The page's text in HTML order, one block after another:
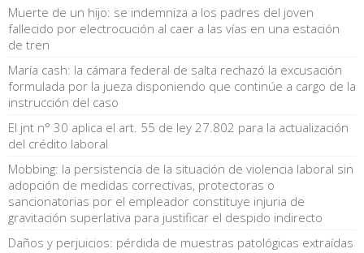
Muerte de un hijo: se indemniza a los padres del joven
fallecido por electrocución al caer a las vías en una estación
de tren
María cash: la cámara federal de salta rechazó la excusación
formulada por la jueza disponiendo que continúe a cargo de la
instrucción del caso
El jnt n° 30 aplica el art. 55 de ley 27.802 para la actualización
del crédito laboral
Mobbing: la persistencia de la situación de violencia laboral sin
adopción de medidas correctivas, protectoras o
sancionatorias por el empleador constituye injuria de
gravitación superlativa para justificar el despido indirecto
Daños y perjuicios: pérdida de muestras patológicas extraídas